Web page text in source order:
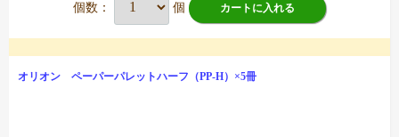
個数： 個 カートに入れる
オリオン ペーパーパレットハーフ（PP-H）×5冊